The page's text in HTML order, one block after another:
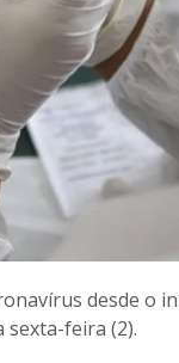
desde o
sexta-feira (2).